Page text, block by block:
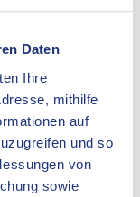
Daten
Ihre
mithilfe
auf
und so
von
sowie
der
im
Sitzung
fehlen“,
Schwäbisch